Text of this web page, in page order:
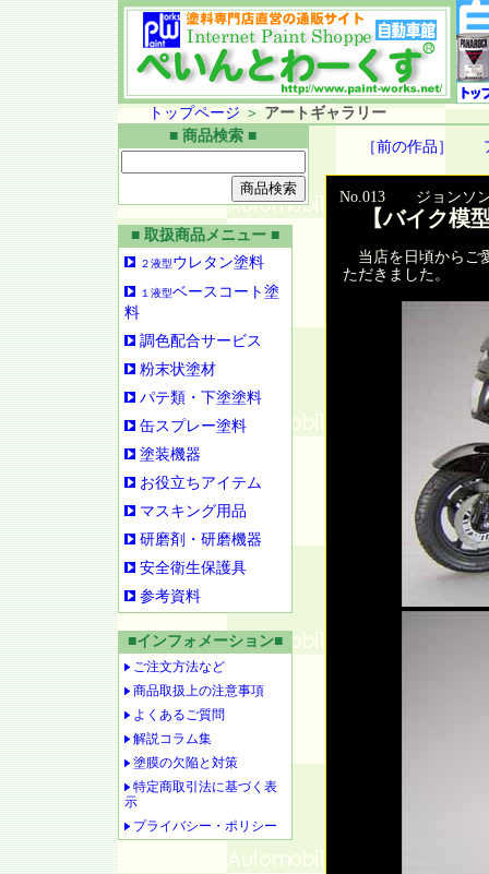
トップページ ＞ アートギャラリー
■ 商品検索 ■
■ 取扱商品メニュー ■
２液型ウレタン塗料
１液型ベースコート塗
料
調色配合サービス
粉末状塗材
パテ類・下塗塗料
缶スプレー塗料
塗装機器
お役立ちアイテム
マスキング用品
研磨剤・研磨機器
安全衛生保護具
参考資料
■インフォメーション■
ご注文方法など
商品取扱上の注意事項
よくあるご質問
解説コラム集
塗膜の欠陥と対策
特定商取引法に基づく表
示
プライバシー・ポリシー
［前の作品］
No.013 ジョンソン
【バイク模
当店を日頃からご
ただきました。